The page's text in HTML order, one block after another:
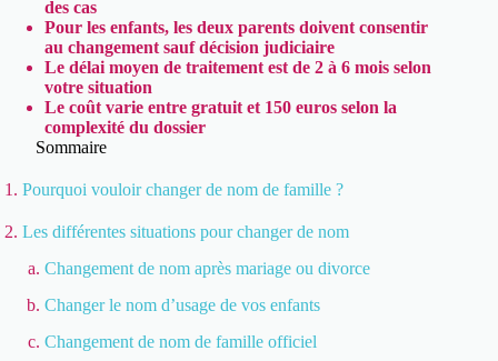
des cas
Pour les enfants, les deux parents doivent consentir
au changement sauf décision judiciaire
Le délai moyen de traitement est de 2 à 6 mois selon
votre situation
Le coût varie entre gratuit et 150 euros selon la
complexité du dossier
Sommaire
Pourquoi vouloir changer de nom de famille ?
Les différentes situations pour changer de nom
Changement de nom après mariage ou divorce
Changer le nom d’usage de vos enfants
Changement de nom de famille officiel